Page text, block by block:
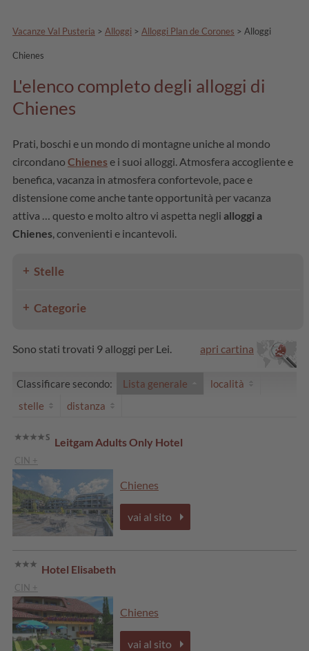
Vacanze Val Pusteria > Alloggi > Alloggi Plan de Corones > Alloggi
Chienes
L'elenco completo degli alloggi di
Chienes
Prati, boschi e un mondo di montagne uniche al mondo
circondano Chienese i suoi alloggi. Atmosfera accogliente e
benefica, vacanza in atmosfera confortevole, pace e
distensione come anche tante opportunità per vacanza
attiva … questo e molto altro vi aspetta negli alloggi a
Chienes , convenienti e incantevoli.
Stelle
Categorie
apri cartina
Sono stati trovati 9 alloggi per Lei.
Classificare secondo: Lista generale
località
stelle
distanza
Leitgam Adults Only Hotel
CIN +
Chienes
vai al sito
Hotel Elisabeth
CIN +
Chienes
vai al sito